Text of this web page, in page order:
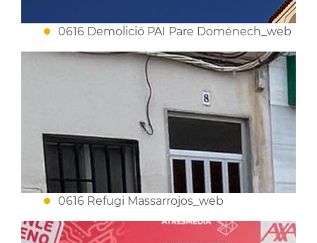
0616 Demolició PAI Pare Doménech_web
0616 Refugi Massarrojos_web